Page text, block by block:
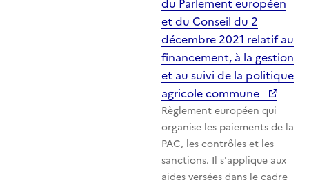
et du Conseil du 2
décembre 2021 relatif au
financement, à la gestion
et au suivi de la politique
agricole commune
Règlement européen qui
organise les paiements de la
PAC, les contrôles et les
sanctions. Il s'applique aux
aides versées dans le cadre